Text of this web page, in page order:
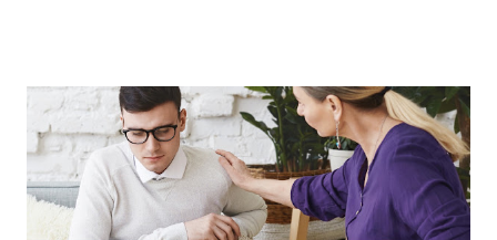
social entre otras especialidades. DATOS DE CONTACTO
TELÉFONOS +51 997 784 174 +51 964 212 311
UBICACIÓN Avenida Javier Prado Este 3701 San Borja
(Atención Previa Cita) Lima Perú SESIÓN HORARIOS DE
ATENCIÓN PSICOLÓGICA MEDIOS DE PAGO PARA LA